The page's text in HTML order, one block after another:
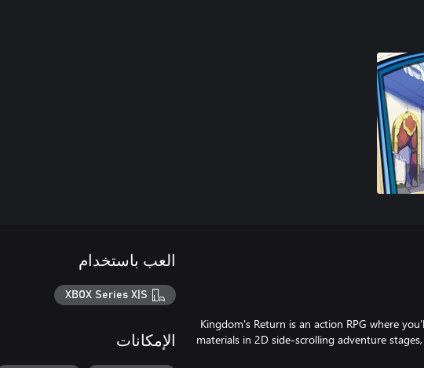
Kingdom's Return is an action RPG where
materials in 2D side-scrolling adventure
العب باستخدام
XBOX Series X|S
الإمكانات